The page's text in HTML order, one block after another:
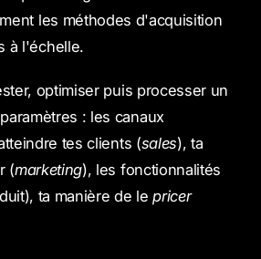
les méthodes d'acquisition
à l'échelle.
optimiser puis processer un
: les canaux
tes clients (sales), ta
(marketing), les fonctionnalités
ta manière de lepricer